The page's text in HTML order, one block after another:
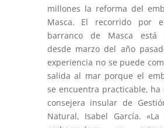
millones la reforma del
Masca. El recorrido por
barranco de Masca está
desde marzo del año
experiencia no se puede
salida al mar porque el
se encuentra practicable,
consejera insular de
Natural, Isabel García.